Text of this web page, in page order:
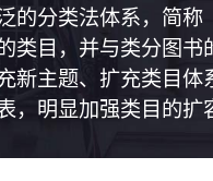
的分类法体系，简
类目，并与类分图书
新主题、扩充类目
，明显加强类目的扩